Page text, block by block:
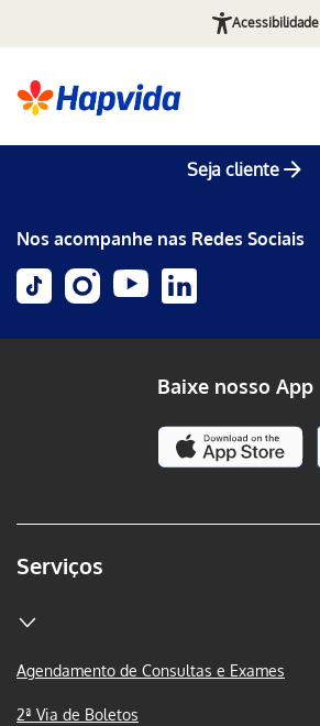
Acessibilidade
Seja cliente
Nos acompanhe nas Redes Sociais
Serviços
Agendamento de Consultas e Exames
2ª Via de Boletos
Baixe nosso App